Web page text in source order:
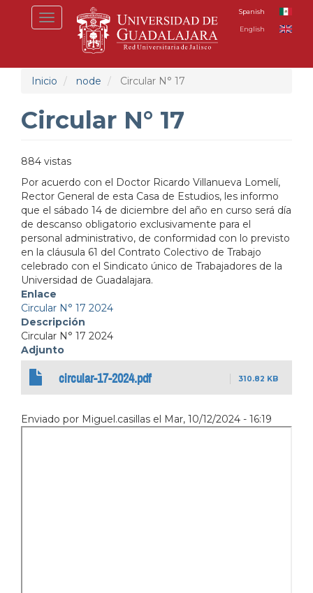
Toggle
navigation
Spanish
English
Inicio node Circular N° 17
Circular N° 17
884 vistas
Por acuerdo con el Doctor Ricardo Villanueva Lomelí,
Rector General de esta Casa de Estudios, les informo
que el sábado 14 de diciembre del año en curso será día
de descanso obligatorio exclusivamente para el
personal administrativo, de conformidad con lo previsto
en la cláusula 61 del Contrato Colectivo de Trabajo
celebrado con el Sindicato único de Trabajadores de la
Universidad de Guadalajara.
Enlace
Circular N° 17 2024
Descripción
Circular N° 17 2024
Adjunto
circular-17-2024.pdf 310.82 KB
Enviado por Miguel.casillas el Mar, 10/12/2024 - 16:19